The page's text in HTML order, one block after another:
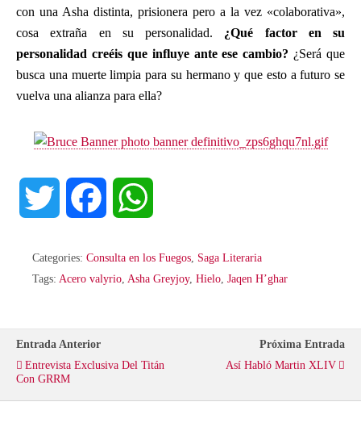
con una Asha distinta, prisionera pero a la vez «colaborativa»,
cosa extraña en su personalidad. ¿Qué factor en su
personalidad creéis que influye ante ese cambio? ¿Será que
busca una muerte limpia para su hermano y que esto a futuro se
vuelva una alianza para ella?
i
e
c
b
o
a
s
A
Categories: Consulta en los Fuegos Saga Literaria
Tags: Acero valyrio Asha Greyjoy, Hielo Jaqen H’ghar
Entrada Anterior
Entrevista Exclusiva Del Titán
Con GRRM
Próxima Entrada
Así Habló Martin XLIV